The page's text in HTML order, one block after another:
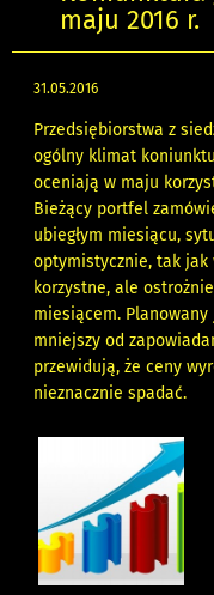
maju 2016 r.
31.05.2016
Przedsiębiorstwa z
ogólny klimat
oceniają w maju
Bieżący portfel
ubiegłym miesiącu,
optymistycznie, tak jak
korzystne, ale
miesiącem.
mniejszy od
przewidują, że ceny
nieznacznie spadać.